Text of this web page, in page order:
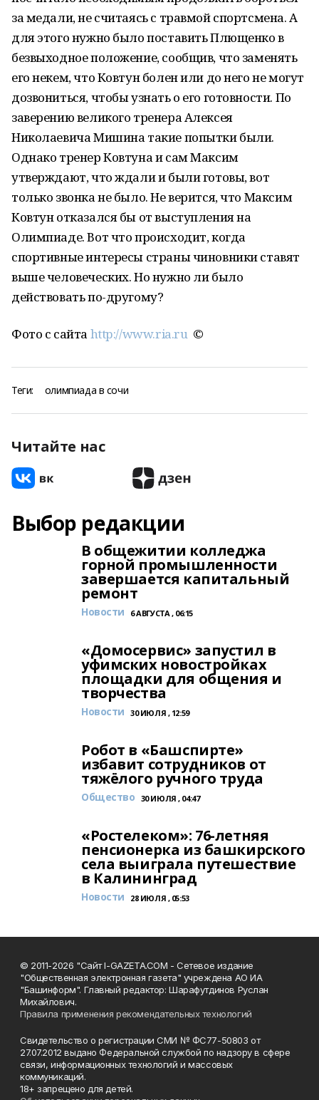
за медали, не считаясь с травмой спортсмена. А
для этого нужно было поставить Плющенко в
безвыходное положение, сообщив, что заменять
его некем, что Ковтун болен или до него не могут
дозвониться, чтобы узнать о его готовности. По
заверению великого тренера Алексея
Николаевича Мишина такие попытки были.
Однако тренер Ковтуна и сам Максим
утверждают, что ждали и были готовы, вот
только звонка не было. Не верится, что Максим
Ковтун отказался бы от выступления на
Олимпиаде. Вот что происходит, когда
спортивные интересы страны чиновники ставят
выше человеческих. Но нужно ли было
действовать по-другому?
Фото с сайта http://www.ria.ru ©
Теги: олимпиада в сочи
Читайте нас
Выбор редакции
В общежитии колледжа
горной промышленности
завершается капитальный
ремонт
Новости 6 АВГУСТА , 06:15
«Домосервис» запустил в
уфимских новостройках
площадки для общения и
творчества
Новости 30 ИЮЛЯ , 12:59
Робот в «Башспирте»
избавит сотрудников от
тяжёлого ручного труда
Общество 30 ИЮЛЯ , 04:47
«Ростелеком»: 76-летняя
пенсионерка из башкирского
села выиграла путешествие
в Калининград
Новости 28 ИЮЛЯ , 05:53
© 2011-2026 "Сайт I-GAZETA.COM - Сетевое издание
"Общественная электронная газета" учреждена АО ИА
"Башинформ". Главный редактор: Шарафутдинов Руслан
Михайлович.
Правила применения рекомендательных технологий
Свидетельство о регистрации СМИ № ФС77-50803 от
27.07.2012 выдано Федеральной службой по надзору в сфере
связи, информационных технологий и массовых
коммуникаций.
18+ запрещено для детей.